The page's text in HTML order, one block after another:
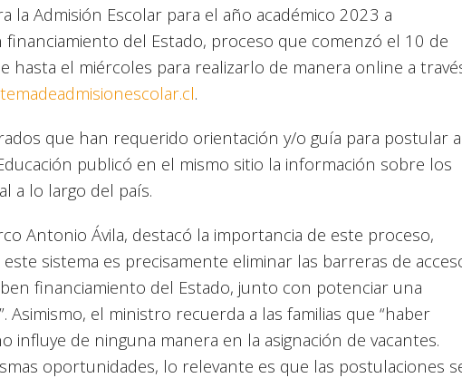
la Admisión Escolar para el año académico 2023 a
del Estado, proceso que comenzó el 10 de
hasta el miércoles para realizarlo de manera online a
.
que han requerido orientación y/o guía para postular a
publicó en el mismo sitio la información sobre los
a lo largo del país.
Antonio Ávila, destacó la importancia de este proceso,
sistema es precisamente eliminar las barreras de
financiamiento del Estado, junto con potenciar una
Asimismo, el ministro recuerda a las familias que “haber
influye de ninguna manera en la asignación de vacantes.
oportunidades, lo relevante es que las postulaciones